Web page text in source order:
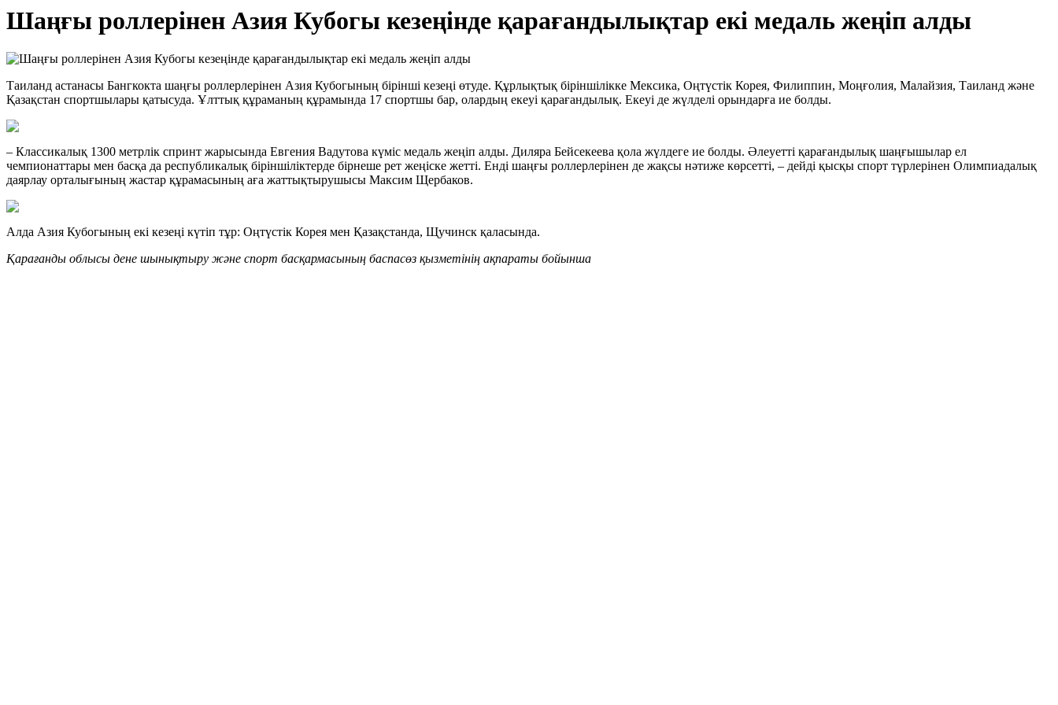
Шаңғы роллерінен Азия Кубогы кезеңінде қарағандылықтар екі медаль жеңіп алды
Таиланд астанасы Бангкокта шаңғы роллерлерінен Азия Кубогының бірінші кезеңі өтуде. Құрлықтық біріншілікке Мексика, Оңтүстік Корея, Филиппин, Моңғолия, Малайзия, Таиланд және
Қазақстан спортшылары қатысуда. Ұлттық құраманың құрамында 17 спортшы бар, олардың екеуі қарағандылық. Екеуі де жүлделі орындарға ие болды.
– Классикалық 1300 метрлік спринт жарысында Евгения Вадутова күміс медаль жеңіп алды. Диляра Бейсекеева қола жүлдеге ие болды. Әлеуетті қарағандылық шаңғышылар ел
чемпионаттары мен басқа да республикалық біріншіліктерде бірнеше рет жеңіске жетті. Енді шаңғы роллерлерінен де жақсы нәтиже көрсетті, – дейді қысқы спорт түрлерінен Олимпиадалық
даярлау орталығының жастар құрамасының аға жаттықтырушысы Максим Щербаков.
Алда Азия Кубогының екі кезеңі күтіп тұр: Оңтүстік Корея мен Қазақстанда, Щучинск қаласында.
Қарағанды облысы дене шынықтыру және спорт басқармасының баспасөз қызметінің ақпараты бойынша